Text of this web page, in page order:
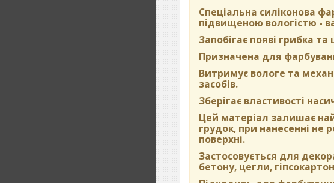
Спеціальна силіконова
підвищеною вологістю -
Запобігає появі грибка
Призначена для
Витримує вологе та
засобів.
Зберігає властивості
Цей матеріал залишає
грудок, при нанесенні не
поверхні.
Застосовується для
бетону, цегли,